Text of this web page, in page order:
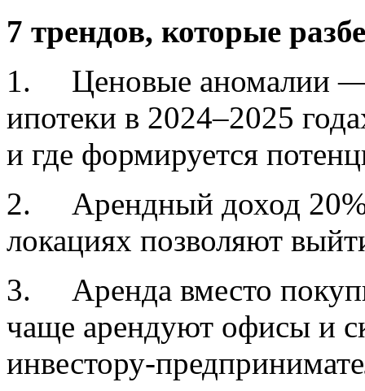
7 трендов, которые
1. Ценовые аномалии —
ипотеки в 2024–2025
и где формируется
2. Арендный доход 20%
локациях позволяют
3. Аренда вместо
чаще арендуют офисы и
инвестору-